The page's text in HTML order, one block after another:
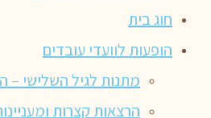
חוג בית
הופעות לוועדי עובדים
מתנות לגיל השלישי –
הרצאות קצרות